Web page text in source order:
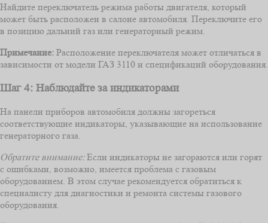
Найдите переключатель режима работы двигателя, который
может быть расположен в салоне автомобиля. Переключите его
в позицию дальний газ или генераторный режим.
Примечание: Расположение переключателя может отличаться в
зависимости от модели ГАЗ 3110 и спецификаций оборудования.
Шаг 4: Наблюдайте за индикаторами
На панели приборов автомобиля должны загореться
соответствующие индикаторы, указывающие на использование
генераторного газа.
Обратите внимание:Если индикаторы не загораются или горят
с ошибками, возможно, имеется проблема с газовым
оборудованием. В этом случае рекомендуется обратиться к
специалисту для диагностики и ремонта системы газового
оборудования.